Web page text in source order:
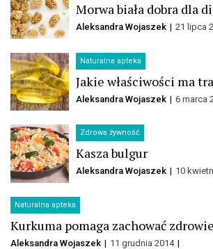
Morwa biała dobra dla
Aleksandra Wojaszek 21 lipca
Naturalna apteka
Jakie właściwości ma
Aleksandra Wojaszek 6 marca
Zdrowa żywność
Kasza bulgur
Aleksandra Wojaszek 10
Naturalna apteka
Kurkuma pomaga zachować zdrowie
Aleksandra Wojaszek 11 grudnia 2014